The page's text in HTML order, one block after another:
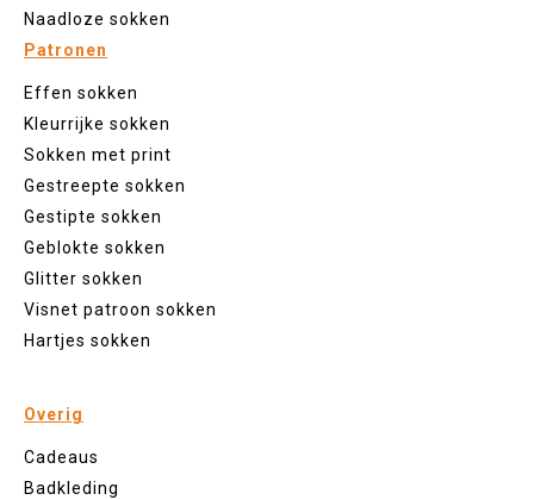
Naadloze sokken
Patronen
Effen sokken
Kleurrijke sokken
Sokken met print
Gestreepte sokken
Gestipte sokken
Geblokte sokken
Glitter sokken
Visnet patroon sokken
Hartjes sokken
Overig
Cadeaus
Badkleding